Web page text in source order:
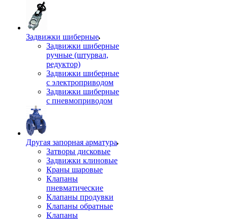
Задвижки шиберные
Задвижки шиберные
ручные (штурвал,
редуктор)
Задвижки шиберные
с электроприводом
Задвижки шиберные
с пневмоприводом
Другая запорная арматура
Затворы дисковые
Задвижки клиновые
Краны шаровые
Клапаны
пневматические
Клапаны продувки
Клапаны обратные
Клапаны